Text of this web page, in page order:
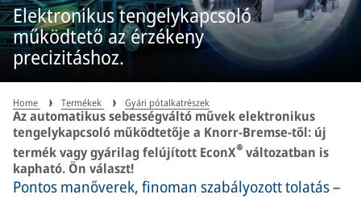
Elektronikus tengelykapcsoló
működtető az érzékeny
precizitáshoz.
Home Termékek Gyári pótalkatrészek
Az automatikus sebességváltó művek elektronikus
tengelykapcsoló működtetője a Knorr-Bremse-től: új
termék vagy gyárilag felújított EconX® változatban is
kapható. Ön választ!
Pontos manőverek, finoman szabályozott tolatás –